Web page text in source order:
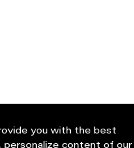
you with the best
personalize content of our